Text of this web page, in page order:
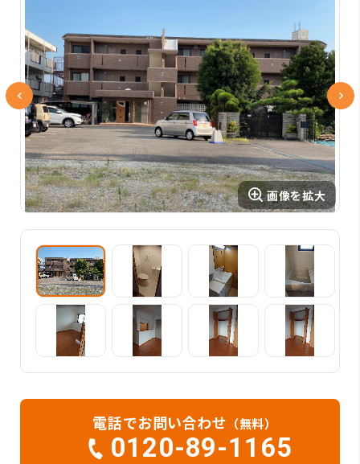
電話でお問い合わせ （無料）
0120-89-1165